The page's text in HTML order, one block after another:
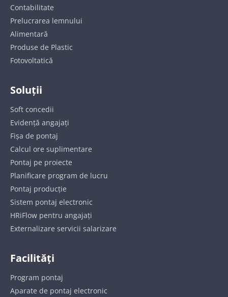
Contabilitate
Prelucrarea lemnului
Alimentară
Produse de Plastic
Fotovoltatică
Soluții
Soft concedii
Evidență angajați
Fișa de pontaj
Calcul ore suplimentare
Pontaj pe proiecte
Planificare program de lucru
Pontaj producție
Sistem pontaj electronic
HRiFlow pentru angajați
Externalizare servicii salarizare
Facilități
Program pontaj
Aparate de pontaj electronic